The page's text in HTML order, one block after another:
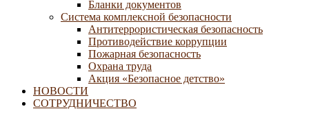
Бланки документов
Система комплексной безопасности
Антитеррористическая безопасность
Противодействие коррупции
Пожарная безопасность
Охрана труда
Акция «Безопасное детство»
НОВОСТИ
СОТРУДНИЧЕСТВО